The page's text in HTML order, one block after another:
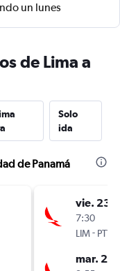
un lunes
de Lima a
Solo
ida
de Panamá
vie. 23/
7:30
LIM- PTY
mar.